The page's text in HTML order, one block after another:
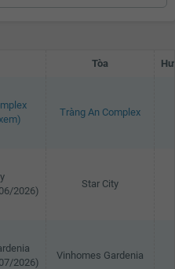
Tòa
Tràng An Complex
2026)
Star City
2026)
Vinhomes Gardenia